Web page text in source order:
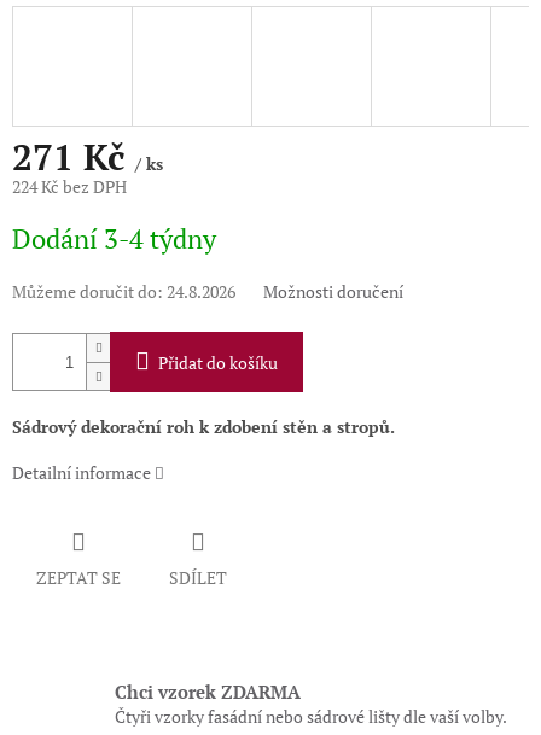
271 Kč/ ks
224 Kč bez DPH
cena:
Dodání 3-4 týdny
Můžeme doručit do: 24.8.2026 Možnosti doručení
Přidat do košíku
Sádrový dekorační roh k zdobení stěn a stropů.
Detailní informace
ZEPTAT SE SDÍLET
Chci vzorek ZDARMA
Čtyři vzorky fasádní nebo sádrové lišty dle vaší volby.